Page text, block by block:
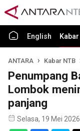
English
ANTARA Kabar NTB
Penumpang
Lombok
panjang
Selasa, 19 Mei